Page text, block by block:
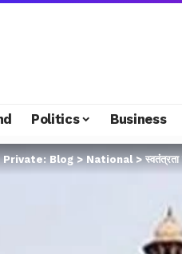
Politics Business
Private: Blog>National>